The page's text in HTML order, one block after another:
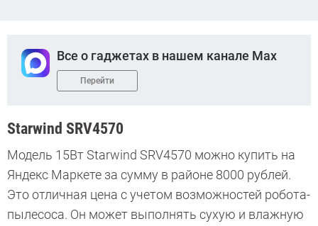
Все о гаджетах в нашем канале Max
Перейти
Starwind SRV4570
Модель 15Вт Starwind SRV4570 можно купить на
Яндекс Маркете за сумму в районе 8000 рублей.
Это отличная цена с учетом возможностей робота-
пылесоса. Он может выполнять сухую и влажную